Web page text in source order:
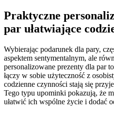
Praktyczne
par ułatwiające
Wybierając podarunek dla pary,
aspektem sentymentalnym, ale
personalizowane prezenty dla par
łączy w sobie użyteczność z
codzienne czynności stają się
Tego typu upominki pokazują, że
ułatwić ich wspólne życie i dodać